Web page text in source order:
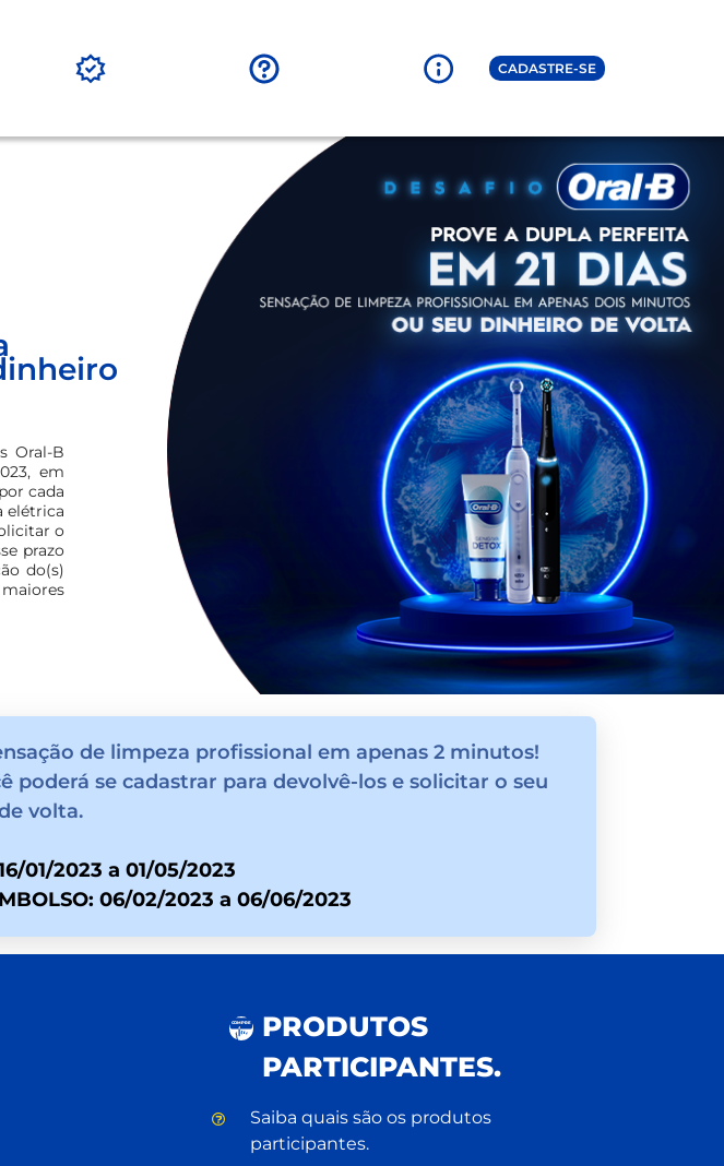
CADASTRE-SE
Oral-B
em
cada
elétrica
o
prazo
do(s)
de limpeza profissional em apenas 2 minutos!
poderá se cadastrar para devolvê-los e solicitar o seu
volta.
01/2023 a 01/05/2023
06/02/2023 a 06/06/2023
COMPRE
PRODUTOS
PARTICIPANTES.
Saiba quais são os produtos
participantes.